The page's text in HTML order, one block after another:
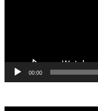
00:00